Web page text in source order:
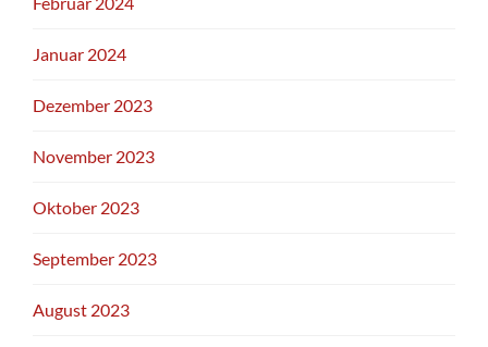
Januar 2024
Dezember 2023
November 2023
Oktober 2023
September 2023
August 2023